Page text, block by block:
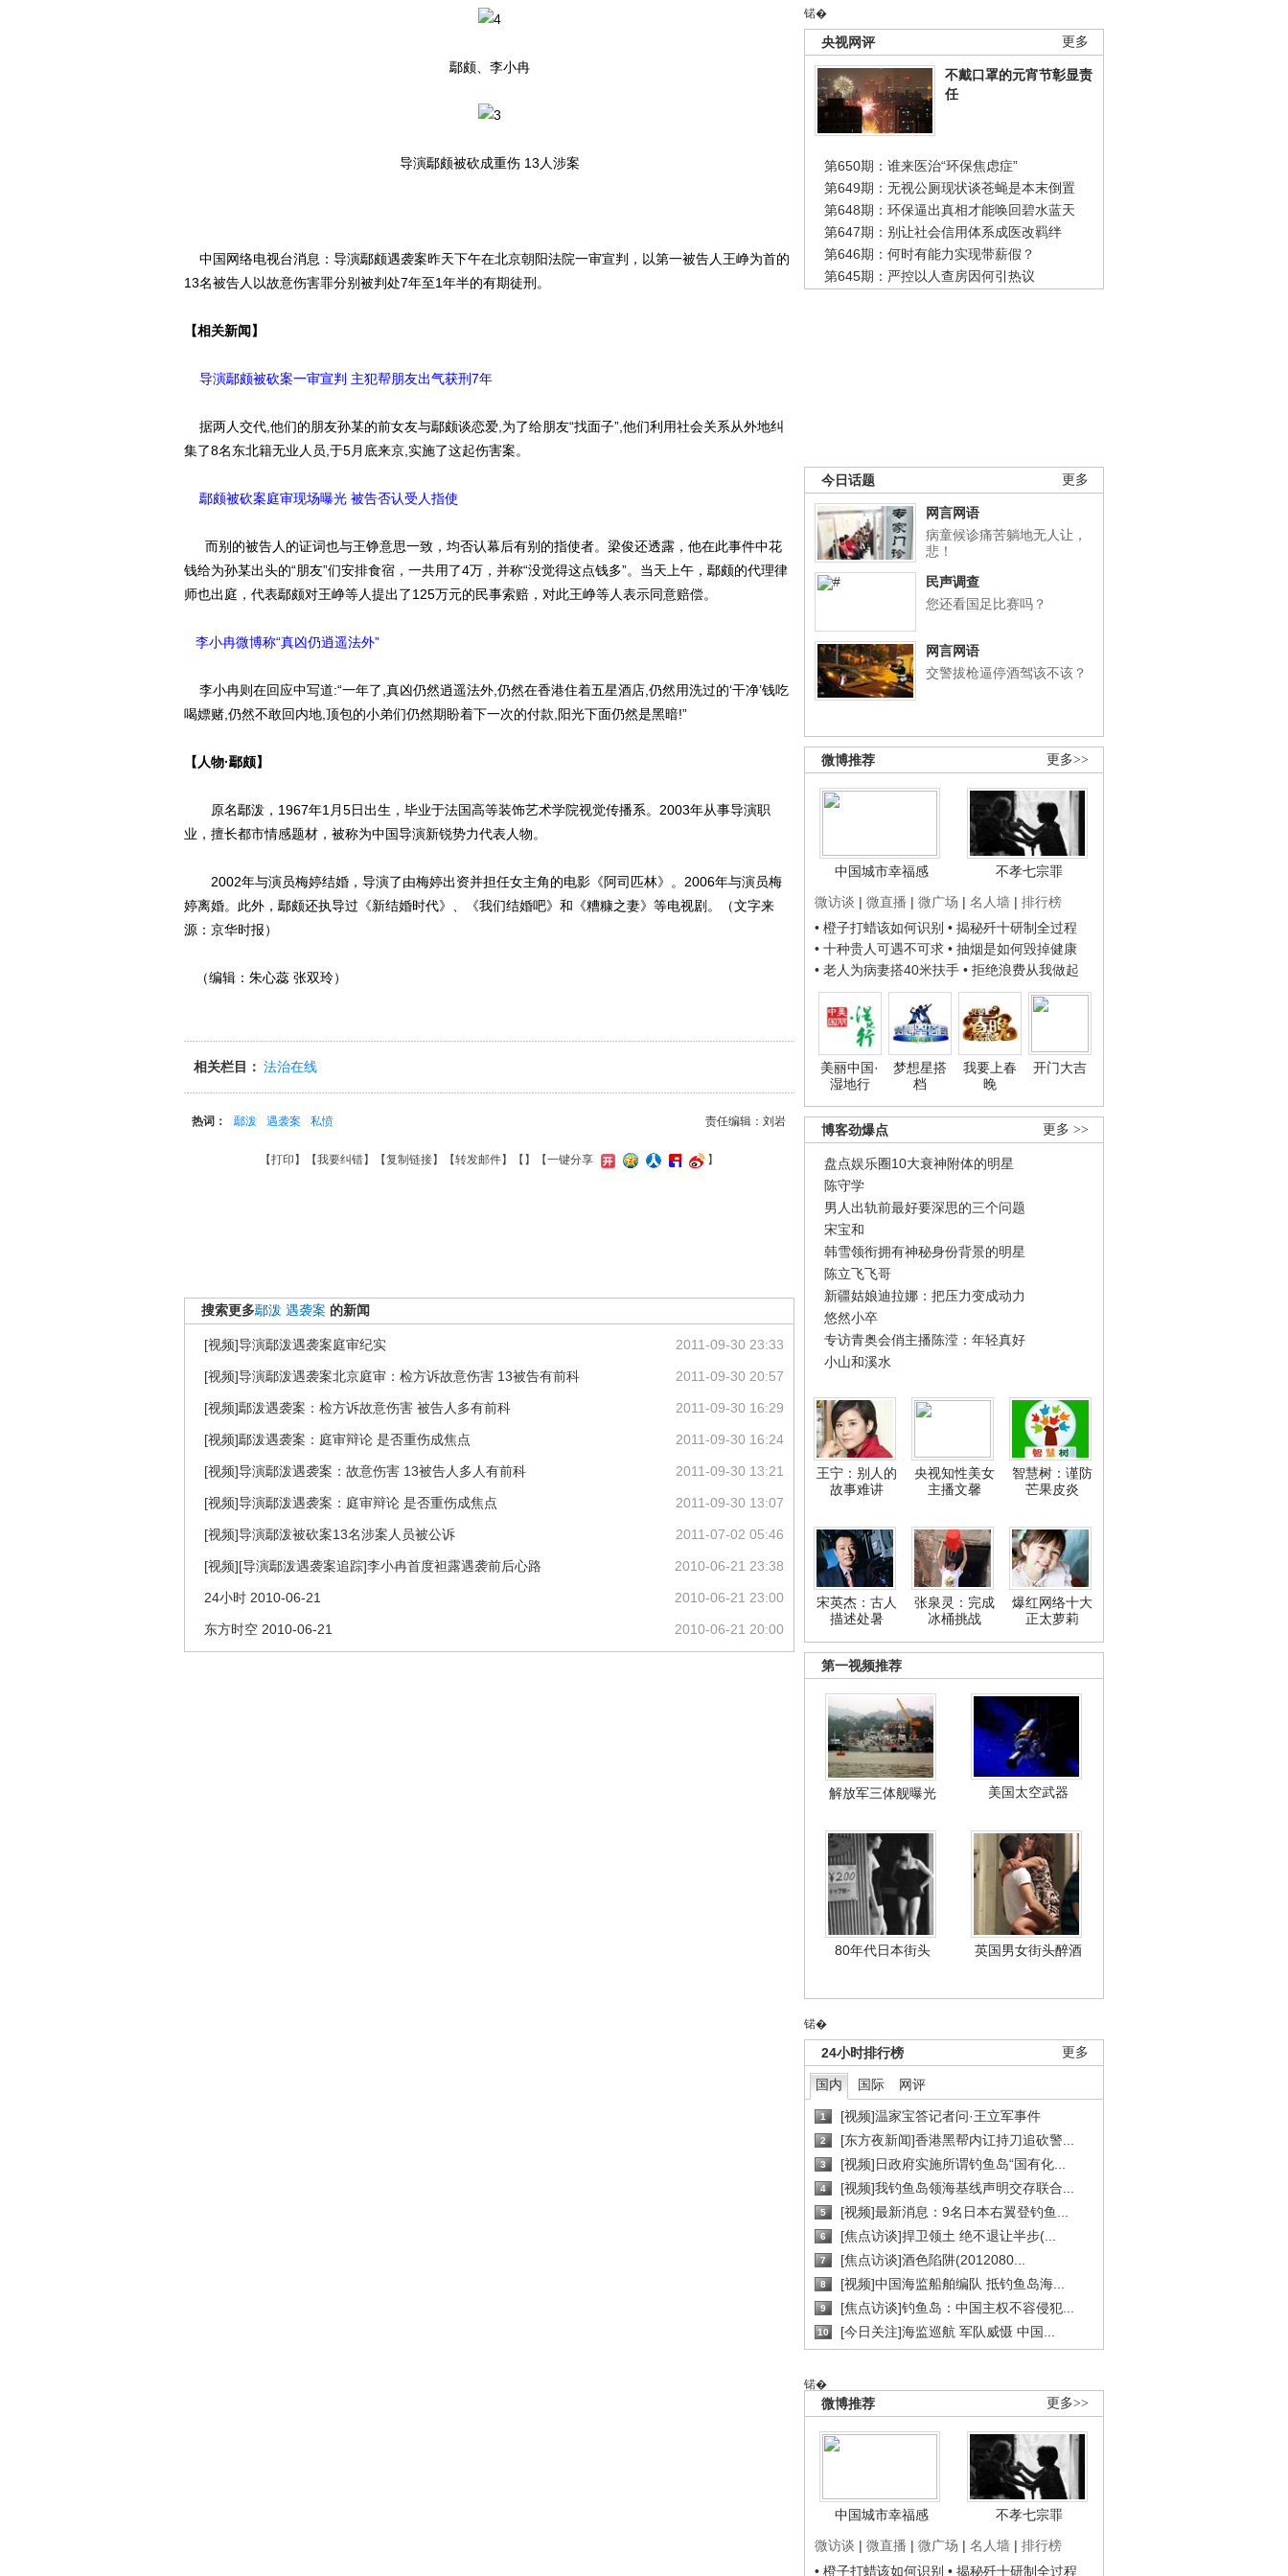
锘�
更多
央视网评
不戴口罩的元宵节彰显责
任
第650期：谁来医治“环保焦虑症”
第649期：无视公厕现状谈苍蝇是本末倒置
第648期：环保逼出真相才能唤回碧水蓝天
第647期：别让社会信用体系成医改羁绊
第646期：何时有能力实现带薪假？
第645期：严控以人查房因何引热议
更多
今日话题
网言网语
病童候诊痛苦躺地无人让，
悲！
民声调查
您还看国足比赛吗？
网言网语
交警拔枪逼停酒驾该不该？
更多>>
微博推荐
中国城市幸福感
不孝七宗罪
微访谈 | 微直播 | 微广场 | 名人墙 | 排行榜
• 橙子打蜡该如何识别 • 揭秘歼十研制全过程
• 十种贵人可遇不可求 • 抽烟是如何毁掉健康
• 老人为病妻搭40米扶手 • 拒绝浪费从我做起
美丽中国·
湿地行
梦想星搭
档
我要上春
晚
开门大吉
更多 >>
博客劲爆点
盘点娱乐圈10大衰神附体的明星
陈守学
男人出轨前最好要深思的三个问题
宋宝和
韩雪领衔拥有神秘身份背景的明星
陈立飞飞哥
新疆姑娘迪拉娜：把压力变成动力
悠然小卒
专访青奥会俏主播陈滢：年轻真好
小山和溪水
王宁：别人的
故事难讲
央视知性美女
主播文馨
智慧树：谨防
芒果皮炎
宋英杰：古人
描述处暑
张泉灵：完成
冰桶挑战
爆红网络十大
正太萝莉
第一视频推荐
解放军三体舰曝光 美国太空武器
80年代日本街头 英国男女街头醉酒
锘�
更多
24小时排行榜
国内 国际 网评
1 [视频]温家宝答记者问·王立军事件
2 [东方夜新闻]香港黑帮内讧持刀追砍警...
3 [视频]日政府实施所谓钓鱼岛“国有化...
4 [视频]我钓鱼岛领海基线声明交存联合...
5 [视频]最新消息：9名日本右翼登钓鱼...
6 [焦点访谈]捍卫领土 绝不退让半步(...
7 [焦点访谈]酒色陷阱(2012080...
8 [视频]中国海监船舶编队 抵钓鱼岛海...
9 [焦点访谈]钓鱼岛：中国主权不容侵犯...
10 [今日关注]海监巡航 军队威慑 中国...
锘�
更多>>
微博推荐
中国城市幸福感
不孝七宗罪
微访谈 | 微直播 | 微广场 | 名人墙 | 排行榜
• 橙子打蜡该如何识别 • 揭秘歼十研制全过程
鄢颇、李小冉
导演鄢颇被砍成重伤 13人涉案
中国网络电视台消息：导演鄢颇遇袭案昨天下午在北京朝阳法院一审宣判，以第一被告人王峥为首的
13名被告人以故意伤害罪分别被判处7年至1年半的有期徒刑。
【相关新闻】
导演鄢颇被砍案一审宣判 主犯帮朋友出气获刑7年
据两人交代,他们的朋友孙某的前女友与鄢颇谈恋爱,为了给朋友“找面子”,他们利用社会关系从外地纠
集了8名东北籍无业人员,于5月底来京,实施了这起伤害案。
鄢颇被砍案庭审现场曝光 被告否认受人指使
而别的被告人的证词也与王铮意思一致，均否认幕后有别的指使者。梁俊还透露，他在此事件中花
钱给为孙某出头的“朋友”们安排食宿，一共用了4万，并称“没觉得这点钱多”。当天上午，鄢颇的代理律
师也出庭，代表鄢颇对王峥等人提出了125万元的民事索赔，对此王峥等人表示同意赔偿。
李小冉微博称“真凶仍逍遥法外”
李小冉则在回应中写道:“一年了,真凶仍然逍遥法外,仍然在香港住着五星酒店,仍然用洗过的‘干净’钱吃
喝嫖赌,仍然不敢回内地,顶包的小弟们仍然期盼着下一次的付款,阳光下面仍然是黑暗!”
【人物·鄢颇】
原名鄢泼，1967年1月5日出生，毕业于法国高等装饰艺术学院视觉传播系。2003年从事导演职
业，擅长都市情感题材，被称为中国导演新锐势力代表人物。
2002年与演员梅婷结婚，导演了由梅婷出资并担任女主角的电影《阿司匹林》。2006年与演员梅
婷离婚。此外，鄢颇还执导过《新结婚时代》、《我们结婚吧》和《糟糠之妻》等电视剧。（文字来
源：京华时报）
（编辑：朱心蕊 张双玲）
相关栏目： 法治在线
责任编辑：刘岩
热词： 鄢泼 遇袭案 私愤
【打印 】【我要纠错】【复制链接】【转发邮件】【 】 【一键分享 】
搜索更多鄢泼 遇袭案 的新闻
2011-09-30 23:33
[视频]导演鄢泼遇袭案庭审纪实
2011-09-30 20:57
[视频]导演鄢泼遇袭案北京庭审：检方诉故意伤害 13被告有前科
2011-09-30 16:29
[视频]鄢泼遇袭案：检方诉故意伤害 被告人多有前科
2011-09-30 16:24
[视频]鄢泼遇袭案：庭审辩论 是否重伤成焦点
2011-09-30 13:21
[视频]导演鄢泼遇袭案：故意伤害 13被告人多人有前科
2011-09-30 13:07
[视频]导演鄢泼遇袭案：庭审辩论 是否重伤成焦点
2011-07-02 05:46
[视频]导演鄢泼被砍案13名涉案人员被公诉
2010-06-21 23:38
[视频][导演鄢泼遇袭案追踪]李小冉首度袒露遇袭前后心路
2010-06-21 23:00
24小时 2010-06-21
2010-06-21 20:00
东方时空 2010-06-21